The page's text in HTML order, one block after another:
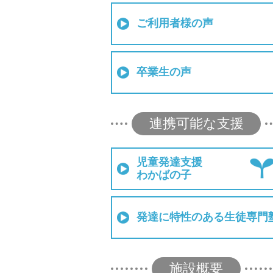
ご利用者様の声
卒業生の声
連携可能な支援
児童発達支援
わかばの子
発達に特性のある生徒専門
施設概要